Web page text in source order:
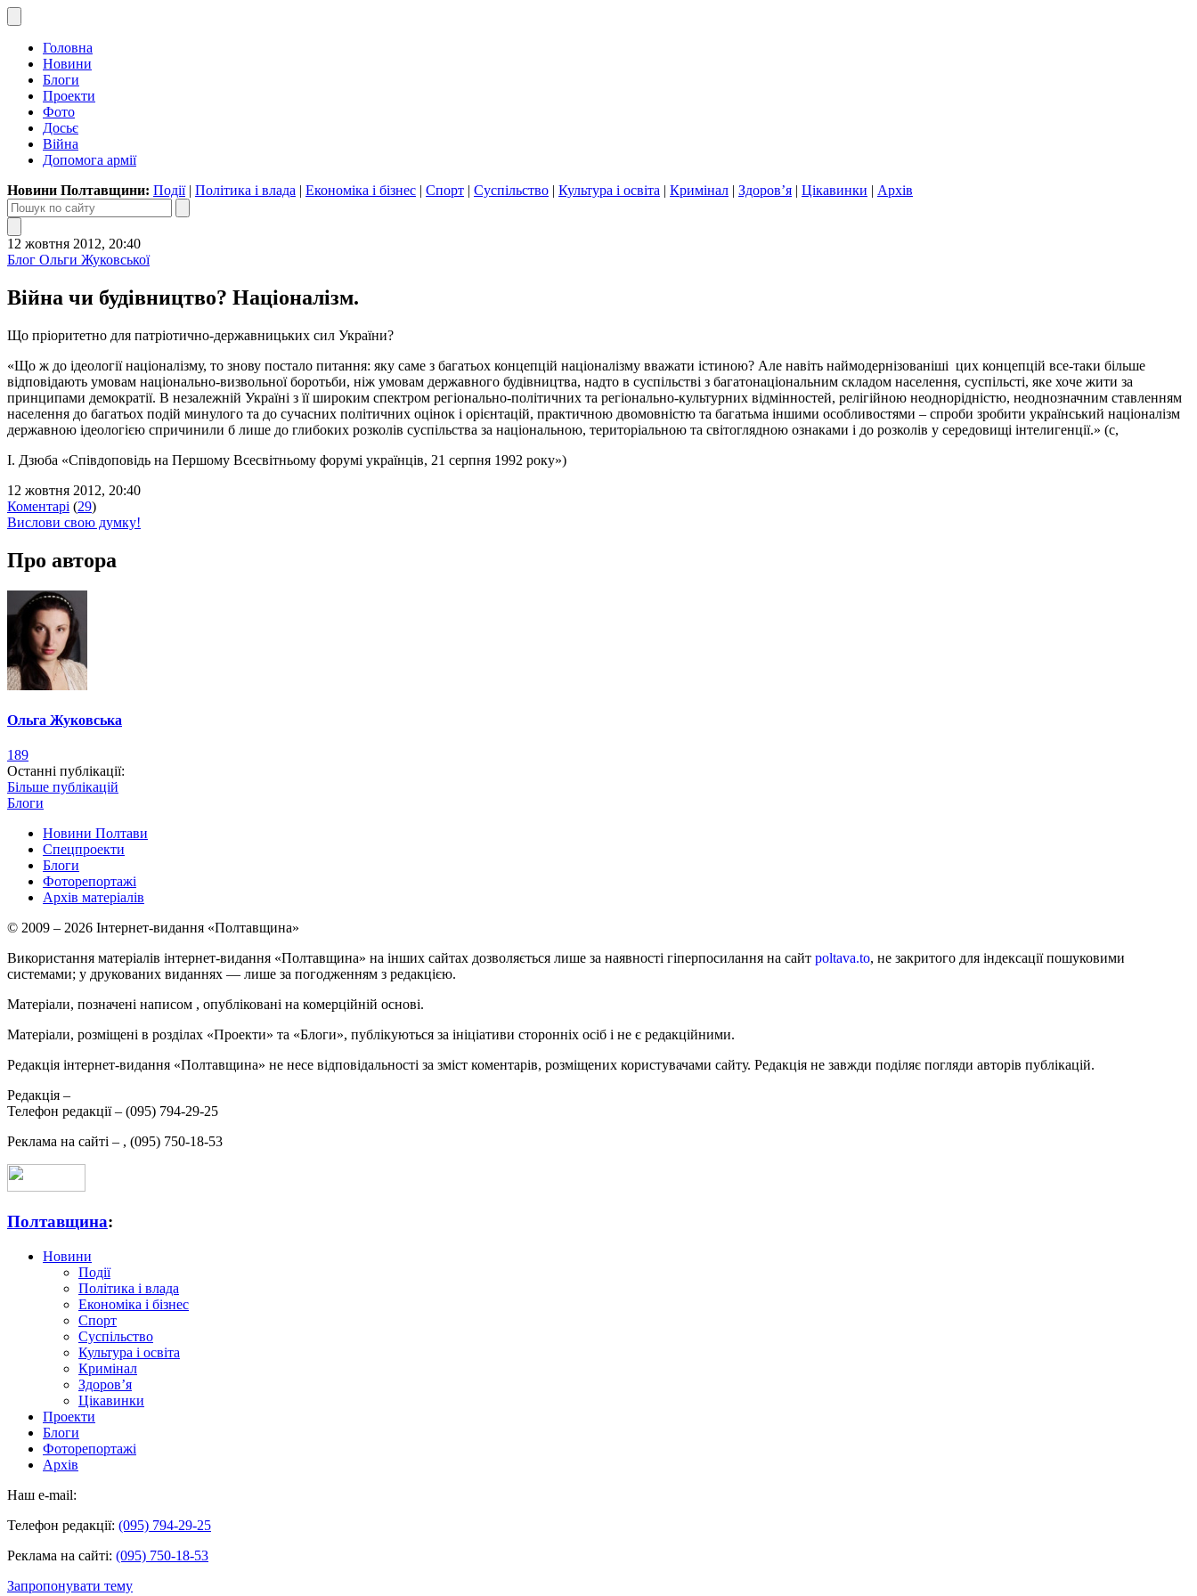
Головна
Новини
Блоги
Проекти
Фото
Досьє
Війна
Допомога армії
Новини Полтавщини: Події| Політика і влада | Економіка і бізнес | Спорт | Суспільство | Культура і освіта | Кримінал | Здоров’я | Цікавинки | Архів
12 жовтня 2012, 20:40
Блог Ольги Жуковської
Війна чи будівництво? Націоналізм.
Що пріоритетно для патріотично-державницьких сил України?
«Що ж до ідеології націоналізму, то знову постало питання: яку саме з багатьох концепцій націоналізму вважати істиною? Але навіть наймодернізованіші цих концепцій все-таки більше
відповідають умовам національно-визвольної боротьби, ніж умовам державного будівництва, надто в суспільстві з багатонаціональним складом населення, суспільсті, яке хоче жити за
принципами демократії. В незалежній Україні з її широким спектром регіонально-політичних та регіонально-культурних відмінностей, релігійною неоднорідністю, неоднозначним ставленням
населення до багатьох подій минулого та до сучасних політичних оцінок і орієнтацій, практичною двомовністю та багатьма іншими особливостями – спроби зробити український націоналізм
державною ідеологією спричинили б лише до глибоких розколів суспільства за національною, територіальною та світоглядною ознаками і до розколів у середовищі інтелигенції.» (с,
І. Дзюба «Співдоповідь на Першому Всесвітньому форумі українців, 21 серпня 1992 року»)
12 жовтня 2012, 20:40
Коментарі (29)
Вислови свою думку!
Про автора
Ольга Жуковська
189
Останні публікації:
Більше публікацій
Блоги
Новини Полтави
Спецпроекти
Блоги
Фоторепортажі
Архів матеріалів
© 2009 – 2026 Інтернет-видання «Полтавщина»
Використання матеріалів інтернет-видання «Полтавщина» на інших сайтах дозволяється лише за наявності гіперпосилання на сайт poltava.to, не закритого для індексації пошуковими
системами; у друкованих виданнях — лише за погодженням з редакцією.
Матеріали, позначені написом , опубліковані на комерційній основі.
Матеріали, розміщені в розділах «Проекти» та «Блоги», публікуються за ініціативи сторонніх осіб і не є редакційними.
Редакція інтернет-видання «Полтавщина» не несе відповідальності за зміст коментарів, розміщених користувачами сайту. Редакція не завжди поділяє погляди авторів публікацій.
Редакція –
Телефон редакції – (095) 794-29-25
Реклама на сайті – , (095) 750-18-53
Полтавщина:
Новини
Події
Політика і влада
Економіка і бізнес
Спорт
Суспільство
Культура і освіта
Кримінал
Здоров’я
Цікавинки
Проекти
Блоги
Фоторепортажі
Архів
Наш e-mail:
Телефон редакції: (095) 794-29-25
Реклама на сайті: (095) 750-18-53
Запропонувати тему